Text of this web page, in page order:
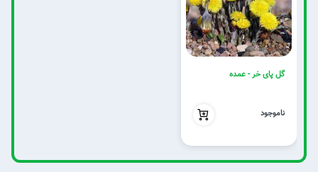
گل پای خر - عمده
ناموجود